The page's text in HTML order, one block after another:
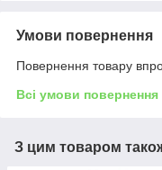
Умови повернення
Повернення товару
Всі умови повернення
З цим товаром